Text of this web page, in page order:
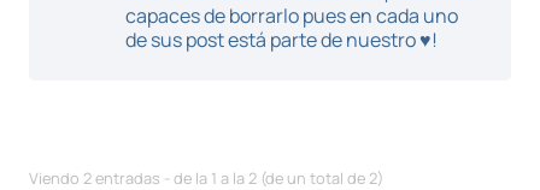
capaces de borrarlo pues en cada uno
de sus post está parte de nuestro ♥!
Viendo 2 entradas - de la 1 a la 2 (de un total de 2)